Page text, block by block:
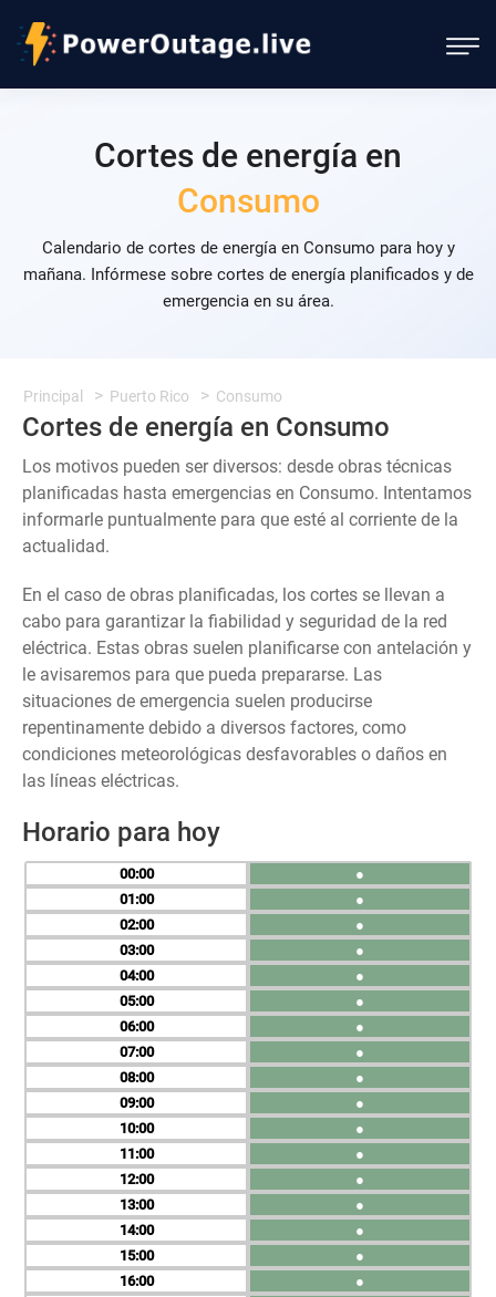
Cortes de energía en
Consumo
Calendario de cortes de energía en Consumo para hoy y
mañana. Infórmese sobre cortes de energía planificados y de
emergencia en su área.
Principal Puerto Rico Consumo
Cortes de energía en Consumo
Los motivos pueden ser diversos: desde obras técnicas
planificadas hasta emergencias en Consumo. Intentamos
informarle puntualmente para que esté al corriente de la
actualidad.
En el caso de obras planificadas, los cortes se llevan a
cabo para garantizar la fiabilidad y seguridad de la red
eléctrica. Estas obras suelen planificarse con antelación y
le avisaremos para que pueda prepararse. Las
situaciones de emergencia suelen producirse
repentinamente debido a diversos factores, como
condiciones meteorológicas desfavorables o daños en
las líneas eléctricas.
Horario para hoy
00
01
02
03
04
05
06
07
08
09
10
11
12
13
14
15
16
●
●
●
●
●
●
●
●
●
●
●
●
●
●
●
●
●